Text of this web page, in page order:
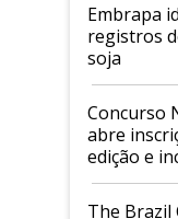
Embrapa
registros
soja
Concurso
abre
edição e
cafés
The Brazil